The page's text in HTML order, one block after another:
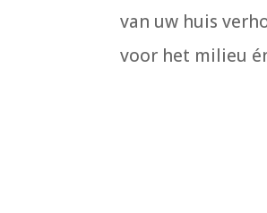
van uw huis
voor het milieu